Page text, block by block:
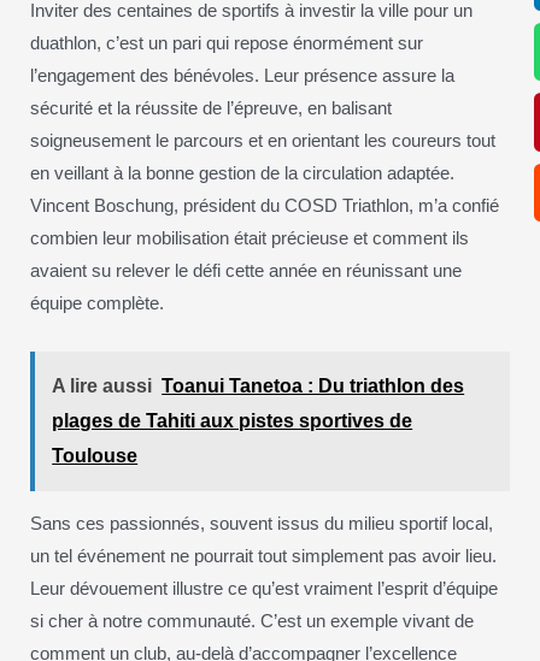
Inviter des centaines de sportifs à investir la ville pour un
duathlon, c’est un pari qui repose énormément sur
l’engagement des bénévoles. Leur présence assure la
sécurité et la réussite de l’épreuve, en balisant
soigneusement le parcours et en orientant les coureurs tout
en veillant à la bonne gestion de la circulation adaptée.
Vincent Boschung, président du COSD Triathlon, m’a confié
combien leur mobilisation était précieuse et comment ils
avaient su relever le défi cette année en réunissant une
équipe complète.
A lire aussi Toanui Tanetoa : Du triathlon des
plages de Tahiti aux pistes sportives de
Toulouse
Sans ces passionnés, souvent issus du milieu sportif local,
un tel événement ne pourrait tout simplement pas avoir lieu.
Leur dévouement illustre ce qu’est vraiment l’esprit d’équipe
si cher à notre communauté. C’est un exemple vivant de
comment un club, au-delà d’accompagner l’excellence